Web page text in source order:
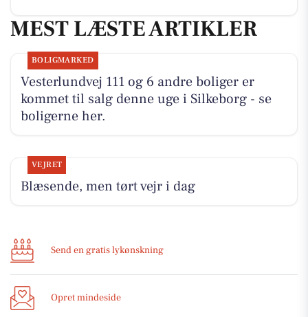
MEST LÆSTE ARTIKLER
BOLIGMARKED
Vesterlundvej 111 og 6 andre boliger er
kommet til salg denne uge i Silkeborg - se
boligerne her.
VEJRET
Blæsende, men tørt vejr i dag
Send en gratis lykønskning
Opret mindeside